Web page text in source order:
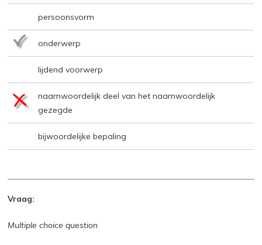
persoonsvorm
onderwerp
lijdend voorwerp
naamwoordelijk deel van het naamwoordelijk
gezegde
bijwoordelijke bepaling
Vraag:
Multiple choice question